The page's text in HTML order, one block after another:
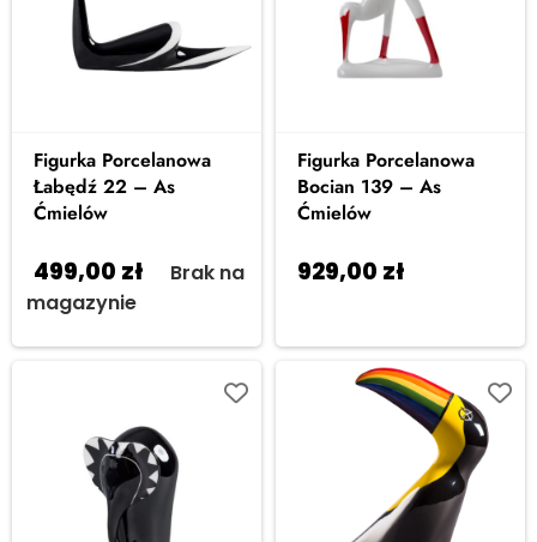
Figurka Porcelanowa
Łabędź 22 – As
Ćmielów
499,00 zł
Brak na
magazynie
Figurka Porcelanowa
Bocian 139 – As
Ćmielów
929,00 zł